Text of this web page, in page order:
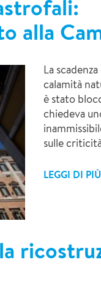
alla
La
calamità
è stato
chiedeva
sulle
LEGGI DI PIÙ